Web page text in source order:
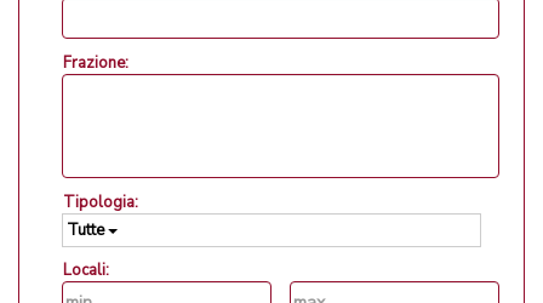
Frazione:
Tipologia:
Tutte
Locali: